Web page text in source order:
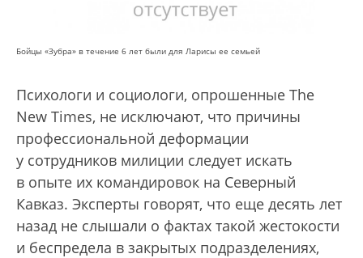
Бойцы «Зубра» в течение 6 лет были для Ларисы ее семьей
Психологи и социологи, опрошенные The
New Times, не исключают, что причины
профессиональной деформации
у сотрудников милиции следует искать
в опыте их командировок на Северный
Кавказ. Эксперты говорят, что еще десять лет
назад не слышали о фактах такой жестокости
и беспредела в закрытых подразделениях,